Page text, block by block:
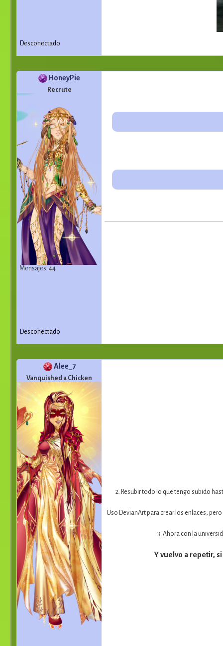
Desconectado
HoneyPie
Recrute
Mensajes: 44
Desconectado
Alee_7
Vanquished a Chicken
2. Resubir todo lo que tengo subido
Uso DevianArt para crear los enlaces,
3. Ahora con la
Y vuelvo a repetir,